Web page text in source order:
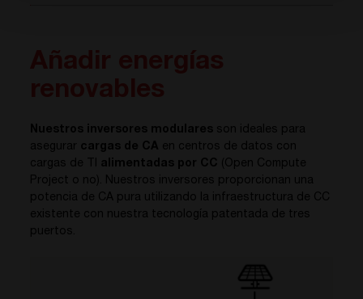
Nuestros inversores modulares son ideales para
asegurar
cargas de CA en centros de datos con
cargas de TI alimentadas por CC
(Open Compute
Project o no). Nuestros inversores proporcionan una
potencia de CA pura utilizando la infraestructura de CC
existente con nuestra tecnología patentada de tres
puertos.